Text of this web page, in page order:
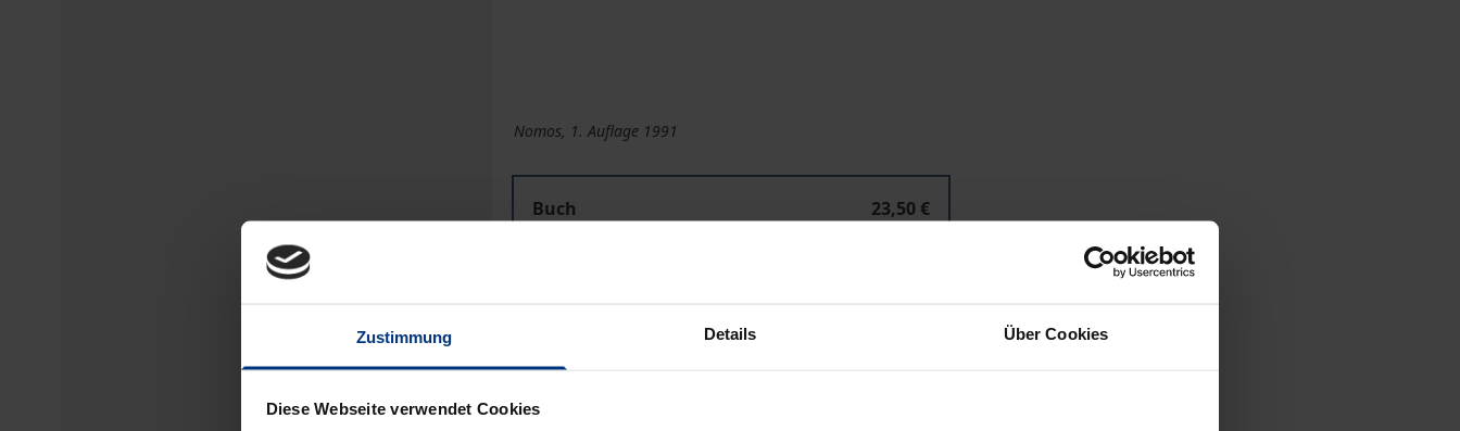
Zustimmung Details Über Cookies
Diese Webseite verwendet Cookies
Nomos, 1. Auflage 1991
Buch
23,50 €
In den Warenkorb
Hinweise zu Versandkosten